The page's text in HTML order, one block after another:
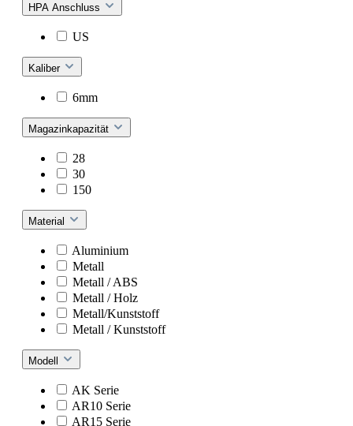
HPA Anschluss
US
Kaliber
6mm
Magazinkapazität
28
30
150
Material
Aluminium
Metall
Metall / ABS
Metall / Holz
Metall/Kunststoff
Metall / Kunststoff
Modell
AK Serie
AR10 Serie
AR15 Serie